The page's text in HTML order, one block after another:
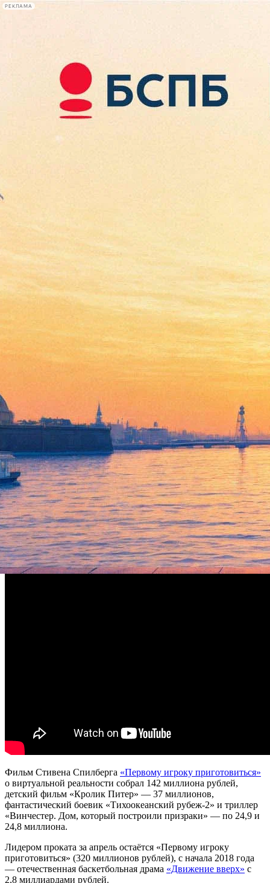
РЕКЛАМА
Сегодня:
2026.08.08
07:29
Афиша Plus
«Гоголь. Вий» выпил кровь
конкурентов по кинопрокату
09 апреля 2018,11:16 Версия для печати
Отечественный детектив с элементами ужастика
«Гоголь.
Вий»стал лидером проката по результатам минувшего
уикенда. С 5 по 8 апреля картина собрала 201 миллион рублей
в российскихкинокассах, следует из данных Единой
федеральной автоматизированной информационной системы
сведений о показах фильмов (ЕАИС).
Картина является продолжением вышедшего в 2017 году
фильма«Гоголь. Начало». Писарь из Петербурга Николай
Гоголь расследует в селе Диканька преступления загадочного
Тёмного всадника, который убивает местных девушек. На
помощь Гоголю приходят доктор-алкоголик, кузнец,
странствующий философ и другие персонажи.
Фильм Стивена Спилберга «Первому игроку приготовиться»
о виртуальной реальности собрал 142 миллиона рублей,
детский фильм «Кролик Питер» — 37 миллионов,
фантастический боевик «Тихоокеанский рубеж-2» и триллер
«Винчестер. Дом, который построили призраки» — по 24,9 и
24,8 миллиона.
Лидером проката за апрель остаётся «Первому игроку
приготовиться» (320 миллионов рублей), с начала 2018 года
— отечественная баскетбольная драма «Движение вверх» с
2,8 миллиардами рублей.